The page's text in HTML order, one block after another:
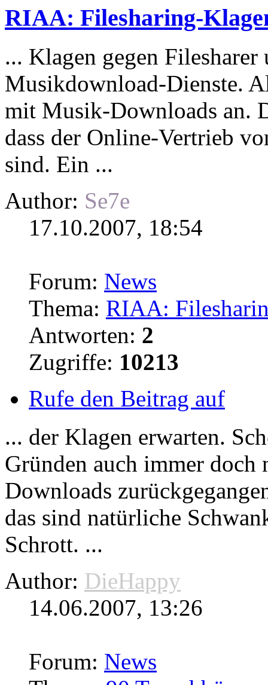
RIAA: Filesharing-
... Klagen gegen Filesharer
Musikdownload-Dienste.
mit Musik-Downloads an.
dass der Online-Vertrieb
sind. Ein ...
Author: Se7e
17.10.2007, 18:54
Forum: News
Thema: RIAA:
Antworten: 2
Zugriffe: 10213
Rufe den Beitrag auf
... der Klagen erwarten.
Gründen auch immer
Downloads
das sind natürliche
Schrott. ...
Author: DieHappy
14.06.2007, 13:26
Forum: News